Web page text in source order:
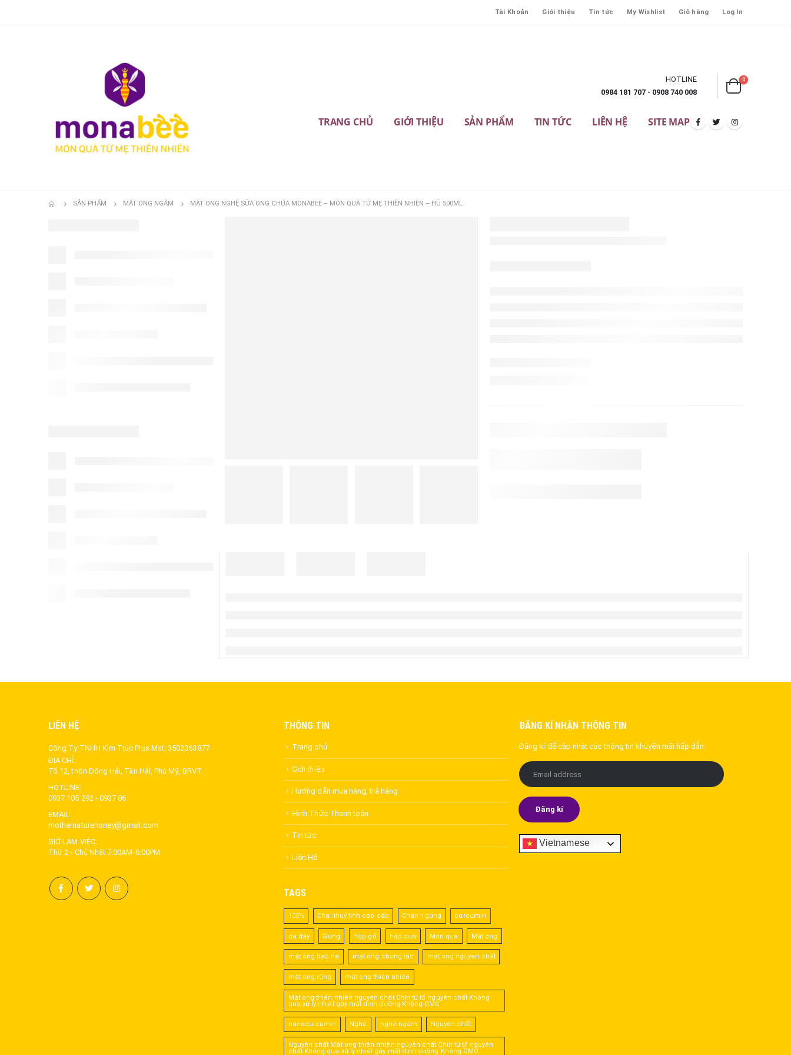
Tài Khoản Giới thiệu Tin tức My Wishlist Giỏ hàng Log In
HOTLINE
0984 181 707 - 0908 740 008
0
TRANG CHỦ GIỚI THIỆU SẢN PHẨM TIN TỨC LIÊN HỆ SITE MAP
SẢN PHẨM MẬT ONG NGÂM MẬT ONG NGHỆ SỮA ONG CHÚA MONABEE – MÓN QUÀ TỪ MẸ THIÊN NHIÊN – HŨ 500ML
LIÊN HỆ
Công Ty TNHH Kim Trúc Plus Mst: 3502363877
ĐỊA CHỈ:
Tổ 12, thôn Đông Hải, Tân Hải, Phú Mỹ, BRVT
HOTLINE:
0937 105 292 - 0937 86
EMAIL:
mothernaturehoney@gmail.com
GIỜ LÀM VIỆC:
Thứ 2 - Chủ Nhật 7:00AM-6:00PM
THÔNG TIN
Trang chủ
Giới thiệu
Hướng dẫn mua hàng, trả hàng
Hình Thức Thanh toán
Tin tức
Liên Hệ
TAGS
100% Chai thuỷ tinh cao cấp Chanh gừng curcumin
dạ dày Gừng Hộp gỗ hộp quà Món quà Mật ong
mật ong bạc hà mật ong chưng tắc mật ong nguyên chất
mật ong rừng mật ong thiên nhiên
Mật ong thiên nhiên nguyên chất Chín từ tổ nguyên chất Không
qua xử lý nhiệt gây mất dinh dưỡng Không GMO
nanocurcumin Nghệ nghệ ngâm Nguyên chất
Nguyên chất Mật ong thiên nhiên nguyên chất Chín từ tổ nguyên
chất Không qua xử lý nhiệt gây mất dinh dưỡng Không GMO
ĐĂNG KÍ NHẬN THÔNG TIN
Đăng kí để cập nhật các thông tin khuyến mãi hấp dẫn:
Vietnamese